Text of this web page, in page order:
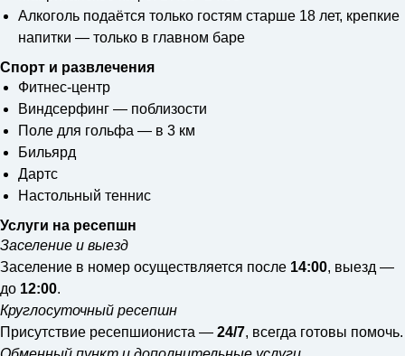
Алкоголь подаётся только гостям старше 18 лет, крепкие
напитки — только в главном баре
Cпорт и развлечения
Фитнес-центр
Виндсерфинг — поблизости
Поле для гольфа — в 3 км
Бильярд
Дартс
Настольный теннис
Услуги на ресепшн
Заселение и выезд
Заселение в номер осуществляется после 14:00, выезд —
до 12:00.
Круглосуточный ресепшн
Присутствие ресепшиониста — 24/7, всегда готовы помочь.